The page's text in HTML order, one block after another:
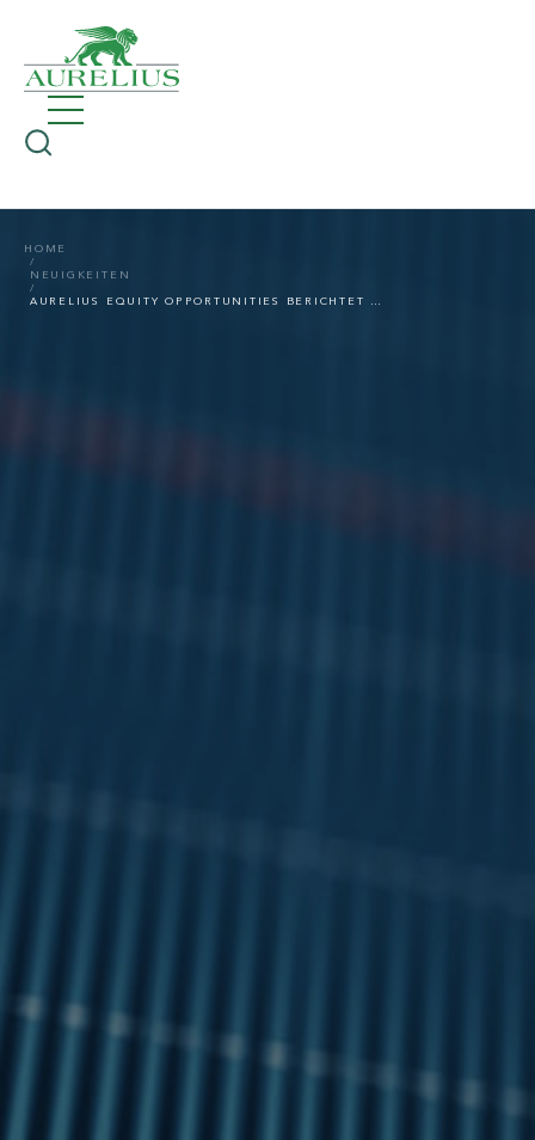
HOME
NEUIGKEITEN
AURELIUS EQUITY OPPORTUNITIES BERICHTET ÜBER DIE ERSTEN NEUN MONATE 2022